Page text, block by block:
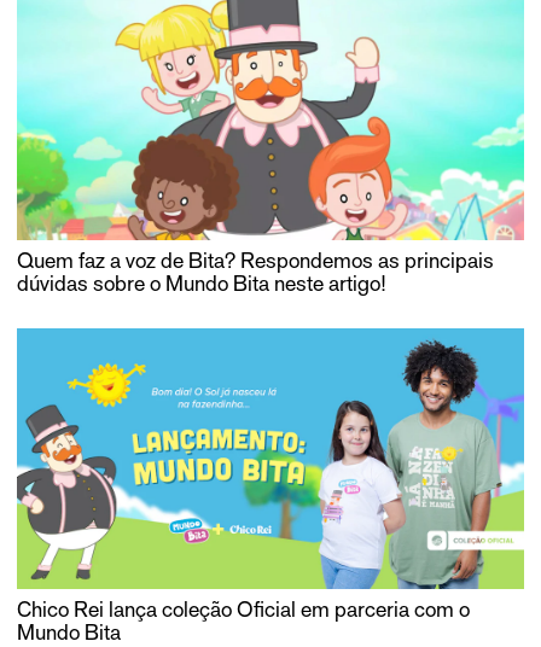
Quem faz a voz de Bita? Respondemos as principais
dúvidas sobre o Mundo Bita neste artigo!
Chico Rei lança coleção Oficial em parceria com o
Mundo Bita